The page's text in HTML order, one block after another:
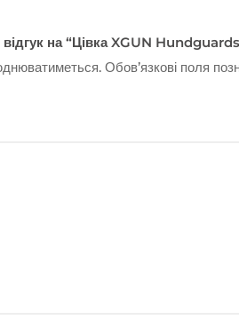
на “Цівка XGUN
Обов’язкові поля